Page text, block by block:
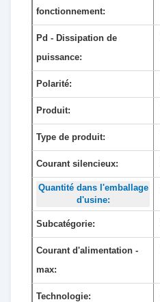
fonctionnement:
Pd - Dissipation de
puissance:
Polarité:
Produit:
Type de produit:
Courant silencieux:
Quantité dans l'emballage
d'usine:
Subcatégorie:
Courant d'alimentation -
max:
Technologie: